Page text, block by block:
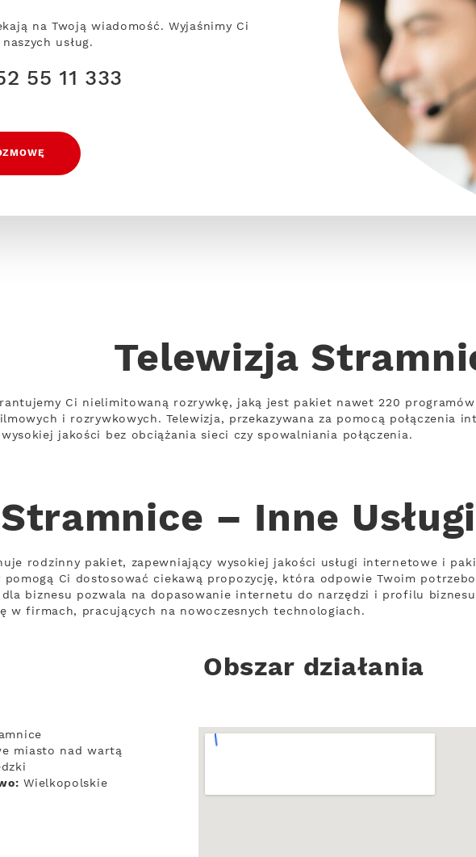
na Twoją wiadomość. Wyjaśnimy Ci
usług.
55 11 333
Telewizja
Ci nielimitowaną rozrywkę, jaką jest pakiet nawet 220
i rozrywkowych. Telewizja, przekazywana za pomocą połączenia
jakości bez obciążania sieci czy spowalniania połączenia.
Stramnice – Inne
rodzinny pakiet, zapewniający wysokiej jakości usługi internetowe i
pomogą Ci dostosować ciekawą propozycję, która odpowie Twoim
dla biznesu pozwala na dopasowanie internetu do narzędzi i profilu
w firmach, pracujących na nowoczesnych technologiach.
Obszar działania
miasto nad wartą
Wielkopolskie